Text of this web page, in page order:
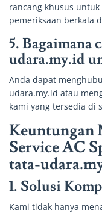
rancang khusus
pemeriksaan berkala
5. Bagaimana
udara.my.id
Anda dapat
udara.my.id atau
kami yang tersedia di
Keuntungan
Service AC
tata-
1. Solusi
Kami tidak hanya